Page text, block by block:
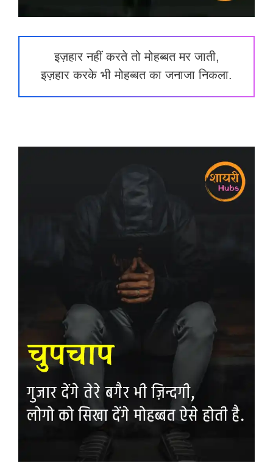
इज़हार नहीं करते तो मोहब्बत मर जाती,
इज़हार करके भी मोहब्बत का जनाजा निकला.